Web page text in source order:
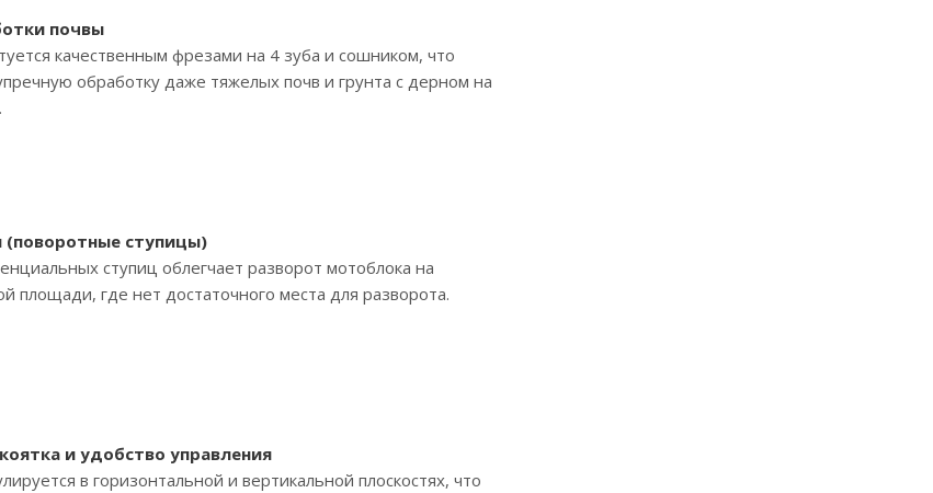
почвы
качественным фрезами на 4 зуба и сошником, что
обработку даже тяжелых почв и грунта с дерном на
ступицы)
ступиц облегчает разворот мотоблока на
площади, где нет достаточного места для разворота.
и удобство управления
в горизонтальной и вертикальной плоскостях, что